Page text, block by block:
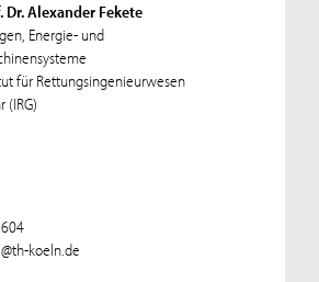
Dr. Alexander Fekete
Energie- und
für Rettungsingenieurwesen
(IRG)
koeln.de